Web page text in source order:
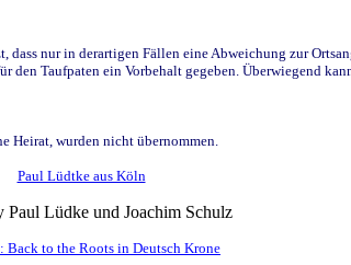
nur in derartigen Fällen eine Abweichung zur
Taufpaten ein Vorbehalt gegeben. Überwiegend
Heirat, wurden nicht übernommen.
Paul Lüdtke aus Köln
Paul Lüdke und Joachim Schulz
Back to the Roots in Deutsch Krone